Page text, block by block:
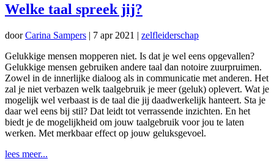
Welke taal spreek jij?
doorCarina Sampers | 7 apr 2021 | zelfleiderschap
Gelukkige mensen mopperen niet. Is dat je wel eens opgevallen?
Gelukkige mensen gebruiken andere taal dan notoire zuurpruimen.
Zowel in de innerlijke dialoog als in communicatie met anderen. Het
zal je niet verbazen welk taalgebruik je meer (geluk) oplevert. Wat je
mogelijk wel verbaast is de taal die jij daadwerkelijk hanteert. Sta je
daar wel eens bij stil? Dat leidt tot verrassende inzichten. En het
biedt je de mogelijkheid om jouw taalgebruik voor jou te laten
werken. Met merkbaar effect op jouw geluksgevoel.
lees meer...